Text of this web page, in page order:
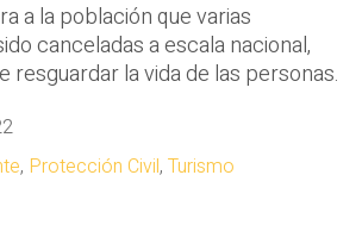
a la población que varias
canceladas a escala nacional,
resguardar la vida de las personas.
, Protección Civil, Turismo